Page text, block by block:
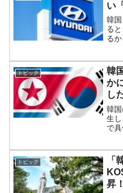
い
韓
る
る
の
半
を
車
トピック
韓
か
し
韓
生
で
て
般
は
紹
トピック
「
昇！